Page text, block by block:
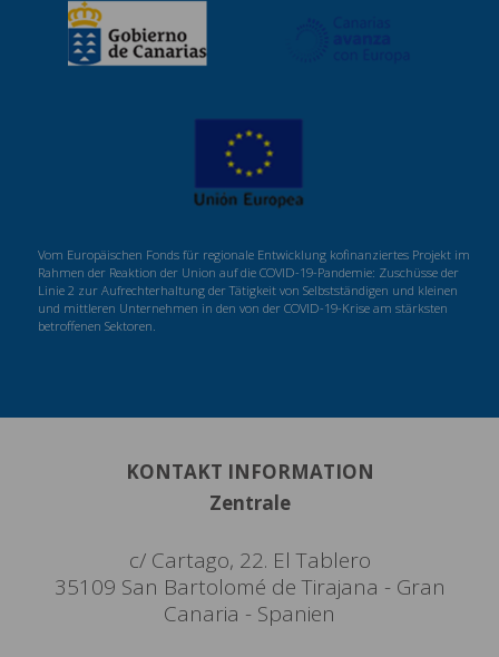
Vom Europäischen Fonds für regionale Entwicklung kofinanziertes Projekt im
Rahmen der Reaktion der Union auf die COVID-19-Pandemie: Zuschüsse der
Linie 2 zur Aufrechterhaltung der Tätigkeit von Selbstständigen und kleinen
und mittleren Unternehmen in den von der COVID-19-Krise am stärksten
betroffenen Sektoren.
KONTAKT INFORMATION
Zentrale
c/ Cartago, 22. El Tablero
35109 San Bartolomé de Tirajana - Gran
Canaria - Spanien